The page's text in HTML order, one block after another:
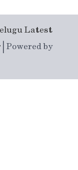
Latest
| Powered by